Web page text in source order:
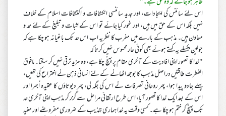
اس لئے سائنس کی ایجادات، اور جدید سائنسی انکشافات و اکتشافات اسلام کے خلاف
نہیں بلکہ اس کے حق میں ہیں، اور غور کیا جائے تو اس کے اثبات و تبلیغ کے لئے ممد و
معاون ہیں۔ مذہب کے بارے میں مغرب کا نظریہ اب اس حد تک باغیانہ ہو چکا ہے کہ
جولین ہکسلے یہ کہتے ہوئے بھی کوئی عار محسوس نہیں کرتا کہ
"خدا کا تصور اپنی افادیت کے آخری مقام پر پہنچ چکا ہے، وہ مزید ترقی نہیں کر سکتا۔ مافوق
الفطرت طاقتیں دراصل مذہب کا بوجھ اٹھانے کے لئے انسانی ذہن نے اختراع کی تھیں،
پہلے جادو پیدا ہوا، پھر روحانی تصرفات نے اس کی جگہ لی، پھر دیوتاؤں کا عقیدہ اُبھرا اور
اس کے بعد ایک خدا کا تصور آیا، اس طرح ارتقائی مراحل سے گزر کر مذہب اپنی آخری حد
تک پہنچ کر ختم ہو چکا ہے۔ کسی وقت یہ خدا ہماری تہذیب کے ضروری مفروضے اور مفید